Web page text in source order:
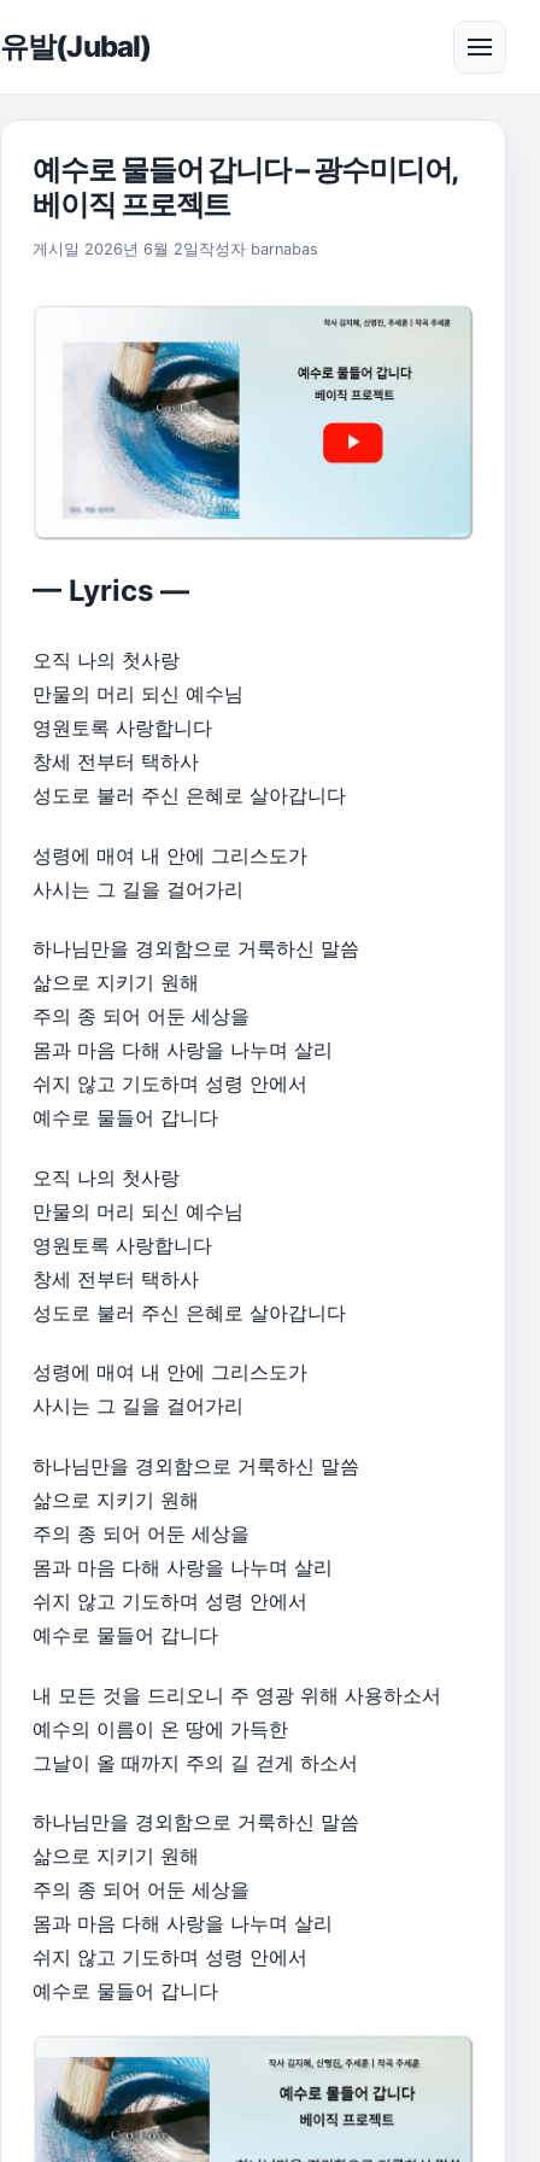
유발(Jubal) 메뉴
예수로 물들어 갑니다 – 광수미디어,
베이직 프로젝트
게시일 2026년 6월 2일 작성자 barnabas
— Lyrics —
오직 나의 첫사랑
만물의 머리 되신 예수님
영원토록 사랑합니다
창세 전부터 택하사
성도로 불러 주신 은혜로 살아갑니다
성령에 매여 내 안에 그리스도가
사시는 그 길을 걸어가리
하나님만을 경외함으로 거룩하신 말씀
삶으로 지키기 원해
주의 종 되어 어둔 세상을
몸과 마음 다해 사랑을 나누며 살리
쉬지 않고 기도하며 성령 안에서
예수로 물들어 갑니다
오직 나의 첫사랑
만물의 머리 되신 예수님
영원토록 사랑합니다
창세 전부터 택하사
성도로 불러 주신 은혜로 살아갑니다
성령에 매여 내 안에 그리스도가
사시는 그 길을 걸어가리
하나님만을 경외함으로 거룩하신 말씀
삶으로 지키기 원해
주의 종 되어 어둔 세상을
몸과 마음 다해 사랑을 나누며 살리
쉬지 않고 기도하며 성령 안에서
예수로 물들어 갑니다
내 모든 것을 드리오니 주 영광 위해 사용하소서
예수의 이름이 온 땅에 가득한
그날이 올 때까지 주의 길 걷게 하소서
하나님만을 경외함으로 거룩하신 말씀
삶으로 지키기 원해
주의 종 되어 어둔 세상을
몸과 마음 다해 사랑을 나누며 살리
쉬지 않고 기도하며 성령 안에서
예수로 물들어 갑니다